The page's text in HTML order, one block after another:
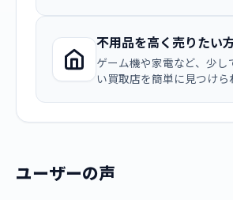
不用品を高く売りたい
ゲーム機や家電など、少し
い買取店を簡単に見つけら
ユーザーの声